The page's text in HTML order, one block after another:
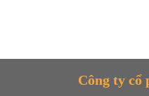
Công ty cổ